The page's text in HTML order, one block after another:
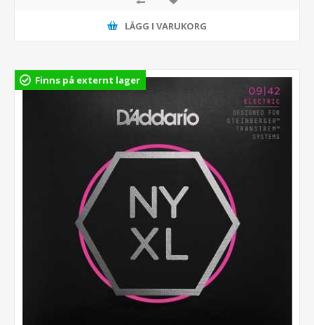
LÄGG I VARUKORG
Finns på externt lager